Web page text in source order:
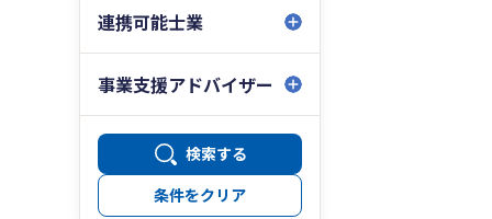
連携可能士業
事業支援アドバイザー
検索する
条件をクリア